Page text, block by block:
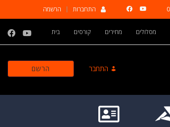
התחברות הרשמה
בית קורסים מחירים מסלולים
התחבר הרשם